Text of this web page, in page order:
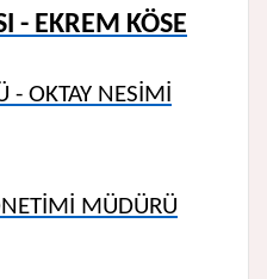
- EKREM KÖSE
- OKTAY NESİMİ
MÜDÜRÜ